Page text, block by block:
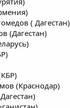
( Дагестан)
(Дагестан)
(Краснодар)